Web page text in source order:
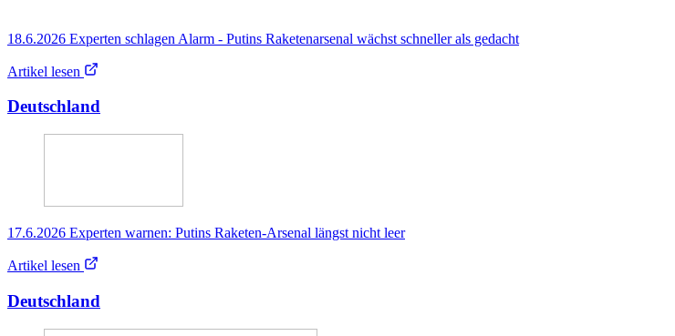
18.6.2026 Experten schlagen Alarm - Putins Raketenarsenal wächst schneller als gedacht
Artikel lesen
Deutschland
17.6.2026 Experten warnen: Putins Raketen-Arsenal längst nicht leer
Artikel lesen
Deutschland